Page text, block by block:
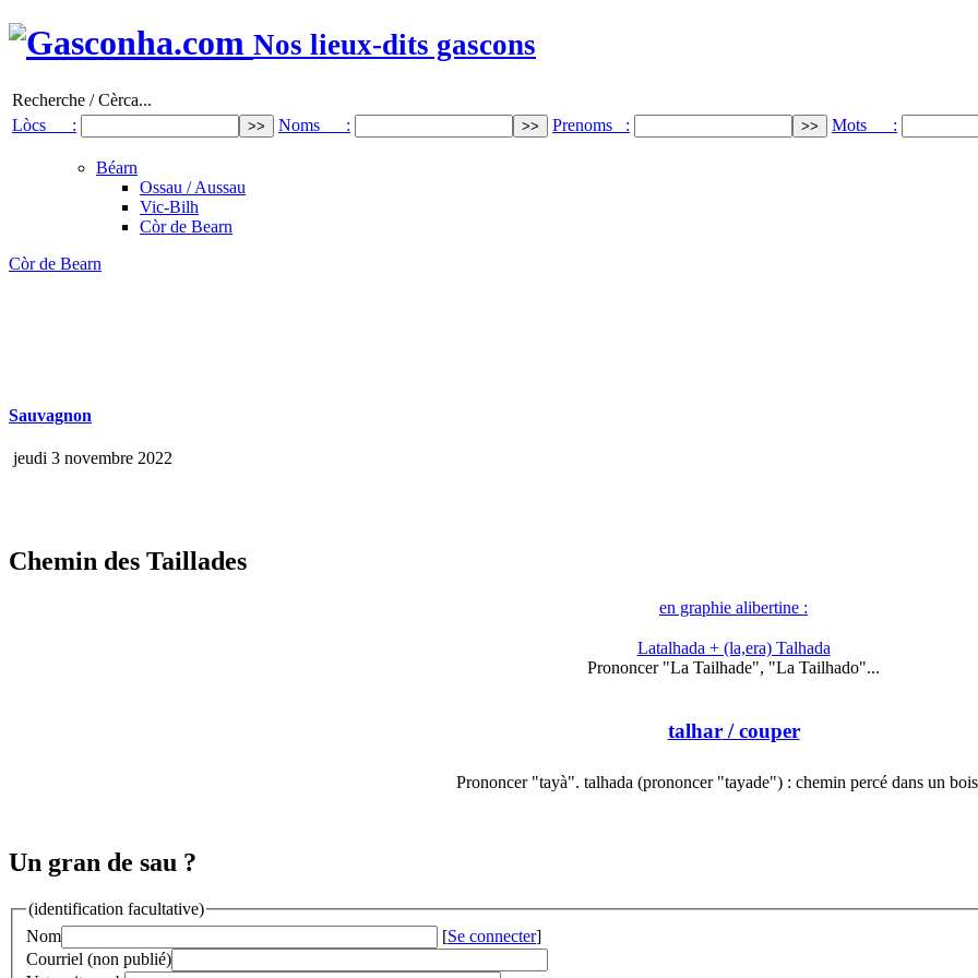
Nos lieux-dits gascons
Recherche / Cèrca...
Lòcs :
Noms : Prenoms : Mots :
Béarn
Ossau / Aussau
Vic-Bilh
Còr de Bearn
Còr de Bearn
Sauvagnon
jeudi 3 novembre 2022
Chemin des Taillades
en graphie alibertine :
Latalhada + (la,era) Talhada
Prononcer "La Tailhade", "La Tailhado"...
talhar/ couper
Prononcer "tayà". talhada (prononcer "tayade") : chemin percé dans un
Un gran de sau ?
(identification facultative)
Nom
[Se connecter]
Courriel (non publié)